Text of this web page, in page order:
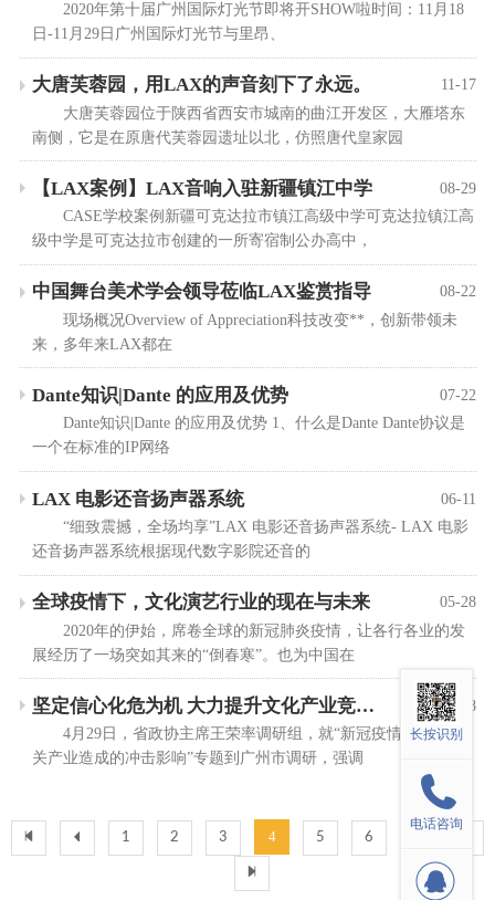
2020年第十届广州国际灯光节即将开SHOW啦时间：11月18
日-11月29日广州国际灯光节与里昂、
11-17
大唐芙蓉园，用LAX的声音刻下了永远。
大唐芙蓉园位于陕西省西安市城南的曲江开发区，大雁塔东
南侧，它是在原唐代芙蓉园遗址以北，仿照唐代皇家园
08-29
【LAX案例】LAX音响入驻新疆镇江中学
CASE学校案例新疆可克达拉市镇江高级中学可克达拉镇江高
级中学是可克达拉市创建的一所寄宿制公办高中，
08-22
中国舞台美术学会领导莅临LAX鉴赏指导
现场概况Overview of Appreciation科技改变**，创新带领未
来，多年来LAX都在
07-22
Dante知识|Dante 的应用及优势
Dante知识|Dante 的应用及优势 1、什么是Dante Dante协议是
一个在标准的IP网络
06-11
LAX 电影还音扬声器系统
“细致震撼，全场均享”LAX 电影还音扬声器系统- LAX 电影
还音扬声器系统根据现代数字影院还音的
05-28
全球疫情下，文化演艺行业的现在与未来
2020年的伊始，席卷全球的新冠肺炎疫情，让各行各业的发
展经历了一场突如其来的“倒春寒”。也为中国在
05-28
坚定信心化危为机 大力提升文化产业竞争力
4月29日，省政协主席王荣率调研组，就“新冠疫情对文化相
关产业造成的冲击影响”专题到广州市调研，强调
1 2 3 4 5 6
长按识别
电话咨询